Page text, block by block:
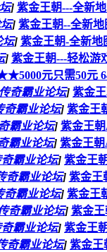
] 紫金王朝---全新
] 紫金王朝--全新
坛] 紫金王朝-全新地
] 紫金王朝---轻松游
元只需50
奇霸业论坛] 紫金
奇霸业论坛] 紫金王
霸业论坛] 紫金王
霸业论坛] 紫金王
霸业论坛] 紫金王
奇霸业论坛] 紫金王
奇霸业论坛] 紫金王
奇霸业论坛] 紫金王
霸业论坛] 紫金王
奇霸业论坛] 紫金王